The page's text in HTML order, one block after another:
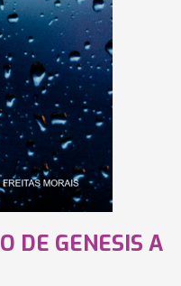
DE GENESIS A